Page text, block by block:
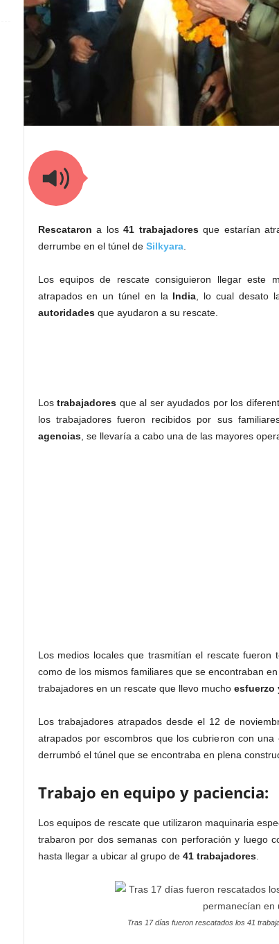
Rescataron a los 41 trabajadoresque estarían
derrumbe en el túnel de Silkyara.
Los equipos de rescate consiguieron llegar este
atrapados en un túnel en la India , lo cual desato
autoridadesque ayudaron a su rescate.
Lostrabajadores que al ser ayudados por los
los trabajadores fueron recibidos por sus
agencias, se llevaría a cabo una de las mayores
Los medios locales que trasmitían el rescate fueron
como de los mismos familiares que se encontraban
trabajadores en un rescate que llevo mucho esfuerzo
Los trabajadores atrapados desde el 12 de
atrapados por escombros que los cubrieron con
derrumbó el túnel que se encontraba en plena
Trabajo en equipo y paciencia:
Los equipos de rescate que utilizaron maquinaria
trabaron por dos semanas con perforación y luego
hasta llegar a ubicar al grupo de 41 trabajadores.
Tras 17 días fueron rescatados los 41